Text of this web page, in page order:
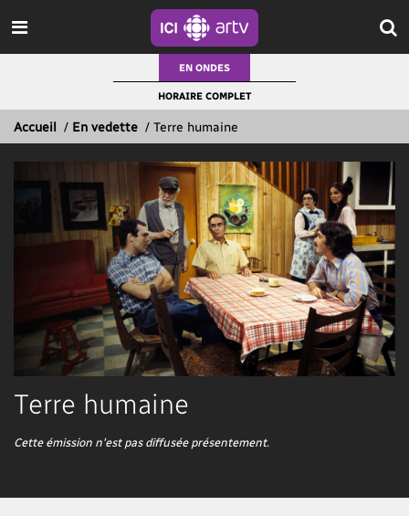
EN ONDES
HORAIRE COMPLET
Accueil / En vedette / Terre humaine
Terre humaine
Cette émission n'est pas diffusée présentement.